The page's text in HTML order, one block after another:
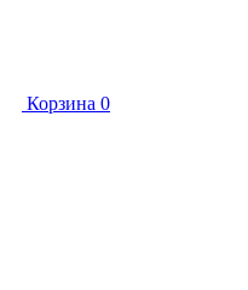
Корзина 0